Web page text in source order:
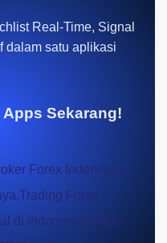
Real-Time, Signal
dalam satu aplikasi
Sekarang!